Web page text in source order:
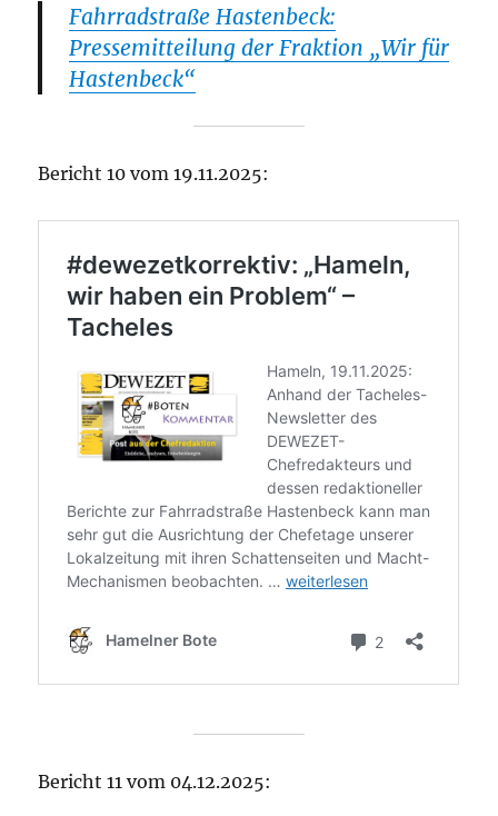
Fahrradstraße Hastenbeck:
Pressemitteilung der Fraktion „Wir für
Hastenbeck“
Bericht 10 vom 19.11.2025:
Bericht 11 vom 04.12.2025: